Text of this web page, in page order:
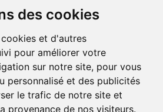
des cookies
et d'autres
pour améliorer votre
sur notre site, pour vous
personnalisé et des publicités
le trafic de notre site et
provenance de nos visiteurs.
la politique de confidentialité